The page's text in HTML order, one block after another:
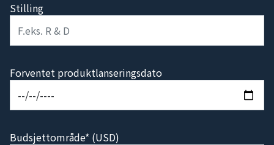
Stilling
Forventet produktlanseringsdato
Budsjettområde* (USD)